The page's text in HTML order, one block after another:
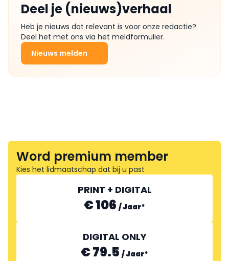
Deel je (nieuws)verhaal
Heb je nieuws dat relevant is voor onze redactie?
Deel het met ons via het meldformulier.
Nieuws melden
Word premium member
Kies het lidmaatschap dat bij u past
PRINT + DIGITAL
€ 106 /Jaar*
DIGITAL ONLY
€ 79.5 /Jaar*